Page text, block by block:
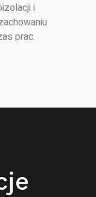
i
prac.